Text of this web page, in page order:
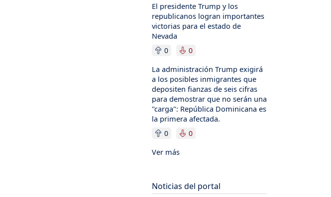
El presidente Trump y los
republicanos logran importantes
victorias para el estado de
Nevada
0 0
La administración Trump exigirá
a los posibles inmigrantes que
depositen fianzas de seis cifras
para demostrar que no serán una
"carga": República Dominicana es
la primera afectada.
0 0
Ver más
Noticias del portal